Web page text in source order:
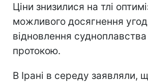
Ціни знизилися на тлі
можливого досягнення
відновлення
протокою.
В Ірані в середу заявляли,